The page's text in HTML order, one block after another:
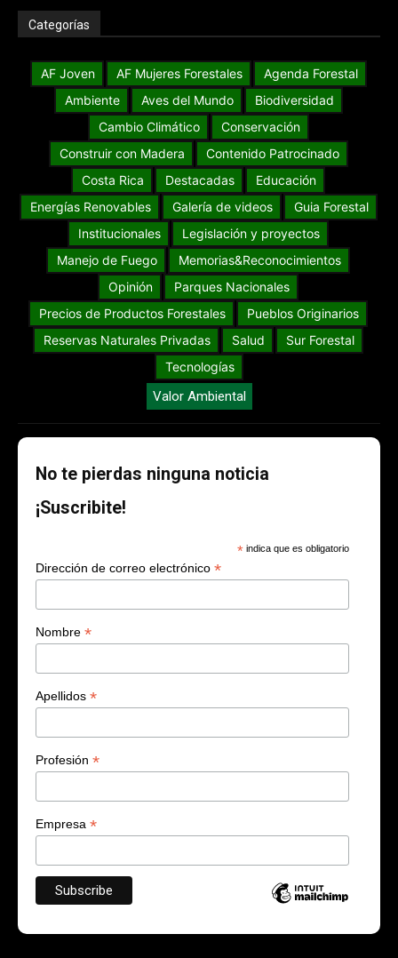
Categorías
AF Joven AF Mujeres Forestales
Agenda Forestal
Ambiente
Aves del Mundo
Biodiversidad
Cambio Climático
Conservación
Construir con Madera
Contenido Patrocinado
Costa Rica
Destacadas
Educación
Energías Renovables
Galería de videos
Guia Forestal
Institucionales
Legislación y proyectos
Manejo de Fuego
Memorias&Reconocimientos
Opinión
Parques Nacionales
Precios de Productos Forestales
Pueblos Originarios
Reservas Naturales Privadas
Salud
Sur Forestal
Tecnologías
Valor Ambiental
No te pierdas ninguna noticia
¡Suscribite!
* indica que es obligatorio
Dirección de correo electrónico *
Nombre *
Apellidos *
Profesión *
Empresa *